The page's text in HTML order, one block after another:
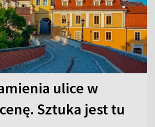
ulice w
Sztuka jest tu